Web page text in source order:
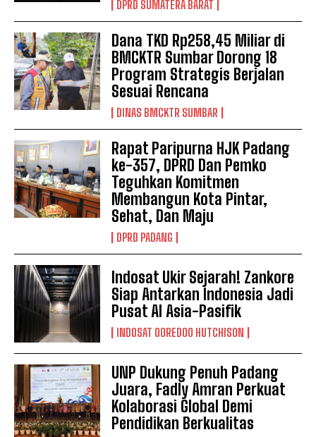
DPRD SUMATERA BARAT
Dana TKD Rp258,45 Miliar di
BMCKTR Sumbar Dorong 18
Program Strategis Berjalan
Sesuai Rencana
DINAS BMCKTR SUMBAR
Rapat Paripurna HJK Padang
ke-357, DPRD Dan Pemko
Teguhkan Komitmen
Membangun Kota Pintar,
Sehat, Dan Maju
DPRD PADANG
Indosat Ukir Sejarah! Zankore
Siap Antarkan Indonesia Jadi
Pusat AI Asia-Pasifik
INDOSAT OOREDOO HUTCHISON
UNP Dukung Penuh Padang
Juara, Fadly Amran Perkuat
Kolaborasi Global Demi
Pendidikan Berkualitas